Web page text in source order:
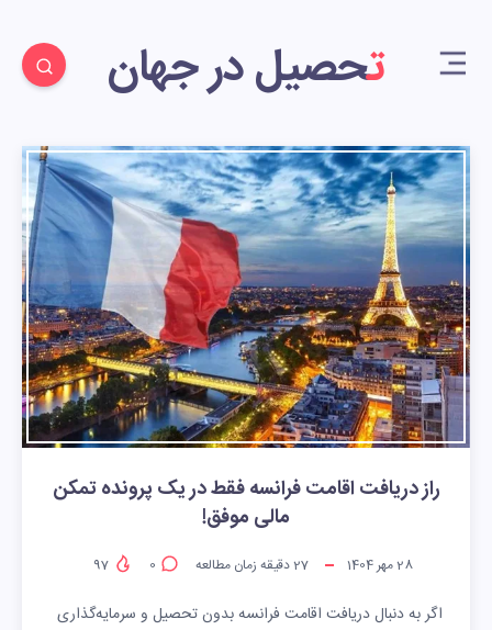
تحصیل در جهان
راز دریافت اقامت فرانسه فقط در یک پرونده تمکن
مالی موفق!
28 مهر 1404 27دقیقه زمان مطالعه 0
97
اگر به دنبال دریافت اقامت فرانسه بدون تحصیل و سرمایه‌گذاری